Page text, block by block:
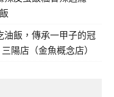
油飯，傳承一甲子的冠
陽店（金魚概念店）